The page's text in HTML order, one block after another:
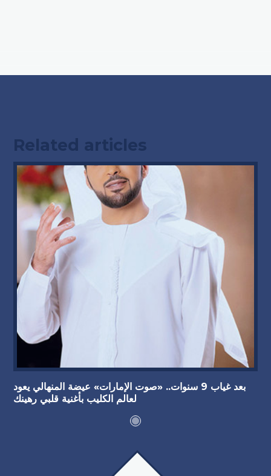
Related articles
بعد غياب 9 سنوات.. «صوت الإمارات» عيضة المنهالي يعود
لعالم الكليب بأغنية قلبي رهينك